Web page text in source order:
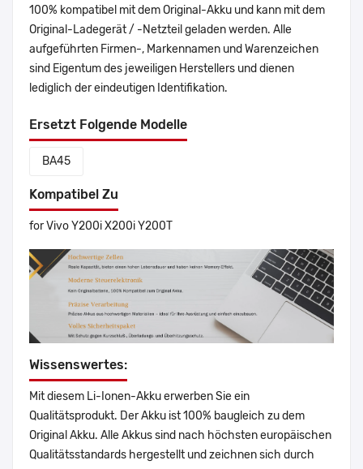
100% kompatibel mit dem Original-Akku und kann mit dem
Original-Ladegerät / -Netzteil geladen werden. Alle
aufgeführten Firmen-, Markennamen und Warenzeichen
sind Eigentum des jeweiligen Herstellers und dienen
lediglich der eindeutigen Identifikation.
Ersetzt Folgende Modelle
BA45
Kompatibel Zu
for Vivo Y200i X200i Y200T
Wissenswertes:
Mit diesem Li-Ionen-Akku erwerben Sie ein
Qualitätsprodukt. Der Akku ist 100% baugleich zu dem
Original Akku. Alle Akkus sind nach höchsten europäischen
Qualitätsstandards hergestellt und zeichnen sich durch